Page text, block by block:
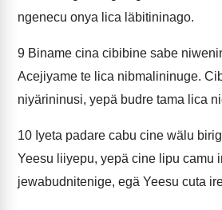
ngenecu onya lica läbitininago.
9 Biname cina cibibine sabe
Acejiyame te lica nibmalininuge.
niyärininusi, yepä budre tama lica
10 Iyeta padare cabu cine wälu
Yeesu liiyepu, yepä cine lipu camu
jewabudnitenige, egä Yeesu cuta